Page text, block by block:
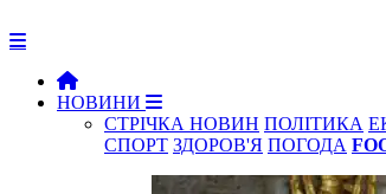
НОВИНИ
СТРІЧКА НОВИН ПОЛІТИКА
СПОРТ ЗДОРОВ'Я ПОГОДА